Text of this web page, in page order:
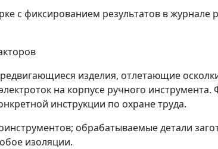
с фиксированием результатов в журнале
изделия, отлетающие
на корпусе ручного инструмента.
инструкции по охране труда.
обрабатываемые детали
изоляции.